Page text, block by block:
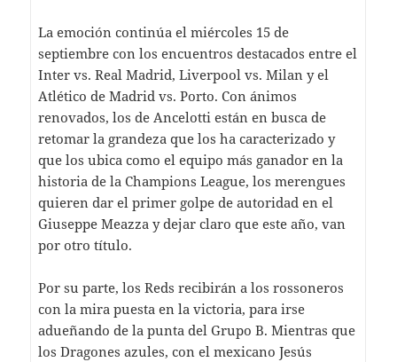
La emoción continúa el miércoles 15 de
septiembre con los encuentros destacados entre el
Inter vs. Real Madrid, Liverpool vs. Milan y el
Atlético de Madrid vs. Porto. Con ánimos
renovados, los de Ancelotti están en busca de
retomar la grandeza que los ha caracterizado y
que los ubica como el equipo más ganador en la
historia de la Champions League, los merengues
quieren dar el primer golpe de autoridad en el
Giuseppe Meazza y dejar claro que este año, van
por otro título.
Por su parte, los Reds recibirán a los rossoneros
con la mira puesta en la victoria, para irse
adueñando de la punta del Grupo B. Mientras que
los Dragones azules, con el mexicano Jesús